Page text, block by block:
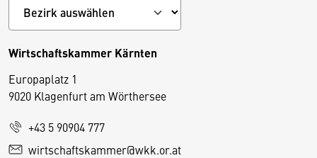
Wirtschaftskammer Kärnten
Europaplatz 1
9020 Klagenfurt am Wörthersee
+43 5 90904 777
wirtschaftskammer@wkk.or.at
D